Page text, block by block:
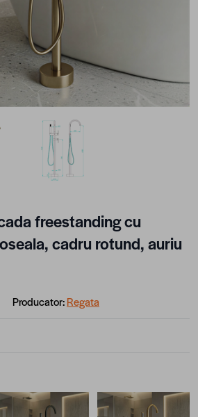
larger imageView larger image
freestanding cu
cadru rotund, auriu
Producator:Regata